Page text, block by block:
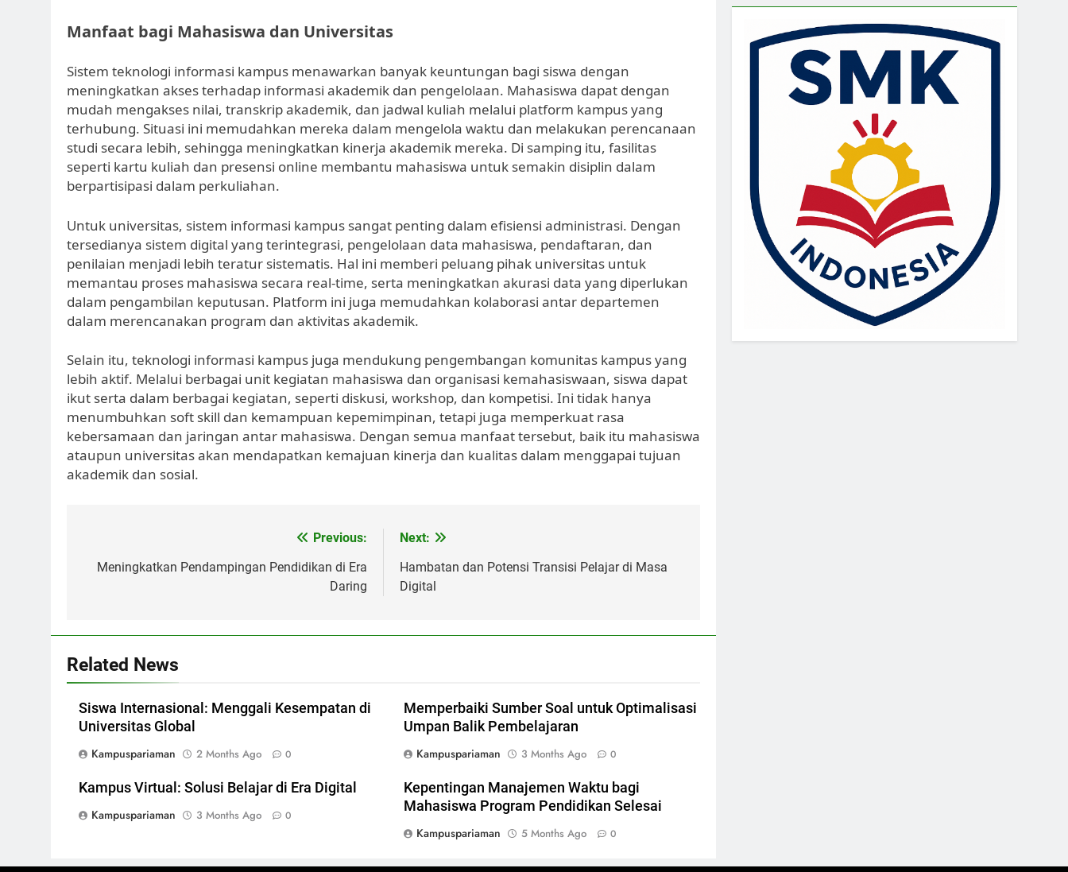
Manfaat bagi Mahasiswa dan Universitas
Sistem teknologi informasi kampus menawarkan banyak keuntungan bagi siswa dengan
meningkatkan akses terhadap informasi akademik dan pengelolaan. Mahasiswa dapat dengan
mudah mengakses nilai, transkrip akademik, dan jadwal kuliah melalui platform kampus yang
terhubung. Situasi ini memudahkan mereka dalam mengelola waktu dan melakukan perencanaan
studi secara lebih, sehingga meningkatkan kinerja akademik mereka. Di samping itu, fasilitas
seperti kartu kuliah dan presensi online membantu mahasiswa untuk semakin disiplin dalam
berpartisipasi dalam perkuliahan.
Untuk universitas, sistem informasi kampus sangat penting dalam efisiensi administrasi. Dengan
tersedianya sistem digital yang terintegrasi, pengelolaan data mahasiswa, pendaftaran, dan
penilaian menjadi lebih teratur sistematis. Hal ini memberi peluang pihak universitas untuk
memantau proses mahasiswa secara real-time, serta meningkatkan akurasi data yang diperlukan
dalam pengambilan keputusan. Platform ini juga memudahkan kolaborasi antar departemen
dalam merencanakan program dan aktivitas akademik.
Selain itu, teknologi informasi kampus juga mendukung pengembangan komunitas kampus yang
lebih aktif. Melalui berbagai unit kegiatan mahasiswa dan organisasi kemahasiswaan, siswa dapat
ikut serta dalam berbagai kegiatan, seperti diskusi, workshop, dan kompetisi. Ini tidak hanya
menumbuhkan soft skill dan kemampuan kepemimpinan, tetapi juga memperkuat rasa
kebersamaan dan jaringan antar mahasiswa. Dengan semua manfaat tersebut, baik itu mahasiswa
ataupun universitas akan mendapatkan kemajuan kinerja dan kualitas dalam menggapai tujuan
akademik dan sosial.
navigation
Previous:
Meningkatkan Pendampingan Pendidikan di Era
Daring
Next:
Hambatan dan Potensi Transisi Pelajar di Masa
Digital
Related News
Siswa Internasional: Menggali Kesempatan di
Universitas Global
Kampuspariaman
2 Months Ago 0
Memperbaiki Sumber Soal untuk Optimalisasi
Umpan Balik Pembelajaran
Kampuspariaman
3 Months Ago 0
Kampus Virtual: Solusi Belajar di Era Digital
Kampuspariaman
3 Months Ago 0
Kepentingan Manajemen Waktu bagi
Mahasiswa Program Pendidikan Selesai
Kampuspariaman
5 Months Ago 0